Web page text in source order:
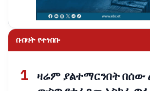
በብዛት የተነበቡ
1 ዛሬም ያልተማርንበት በሰው